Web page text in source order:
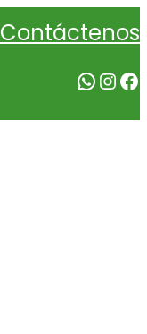
Contáctenos
WhatsApp Instagram Facebook